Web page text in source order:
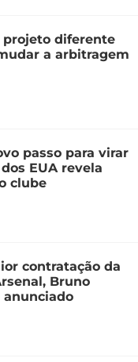
projeto diferente
a arbitragem
passo para virar
EUA revela
clube
contratação da
Bruno
anunciado